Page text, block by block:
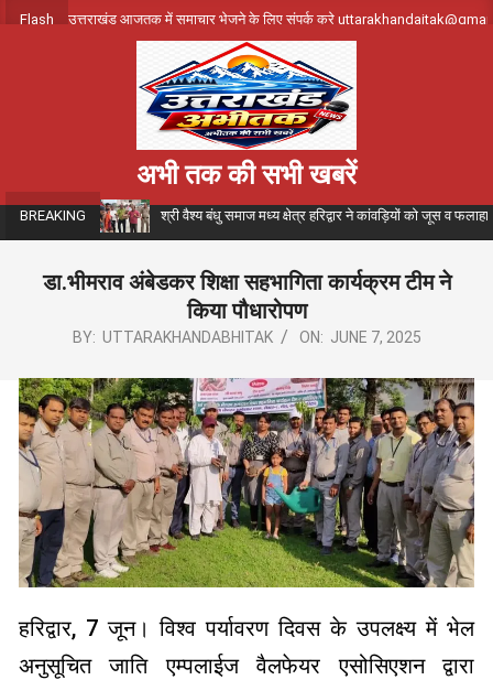
SkipFlash उत्तराखंड आजतक में समाचार भेजने के लिए संपर्क करे
अभी तक की सभी खबरें
BREAKING श्री वैश्य बंधु समाज मध्य क्षेत्र हरिद्वार ने कांवड़ियों को जूस व
डा.भीमराव अंबेडकर शिक्षा सहभागिता कार्यक्रम टीम ने
किया पौधारोपण
BY: UTTARAKHANDABHITAK ON: JUNE 7, 2025
हरिद्वार, 7 जून। विश्व पर्यावरण दिवस के उपलक्ष्य में भेल
अनुसूचित जाति एम्पलाईज वैलफेयर एसोसिएशन द्वारा